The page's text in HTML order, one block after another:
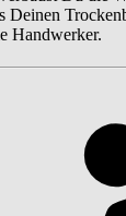
Deinen
Handwerker.